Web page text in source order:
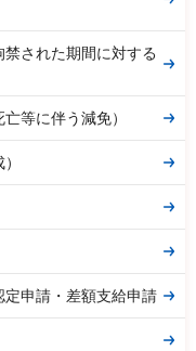
された期間に対する
等に伴う減免）
申請・差額支給申請